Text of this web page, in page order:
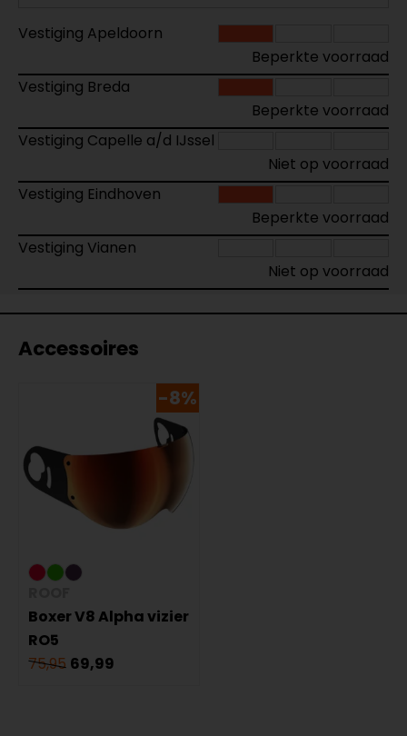
Vestiging Apeldoorn
Beperkte voorraad
Vestiging Breda
Beperkte voorraad
Vestiging Capelle a/d IJssel
Niet op voorraad
Vestiging Eindhoven
Beperkte voorraad
Vestiging Vianen
Niet op voorraad
Accessoires
-8%
Boxer V8 Alpha vizier
RO5
75,95 69,99